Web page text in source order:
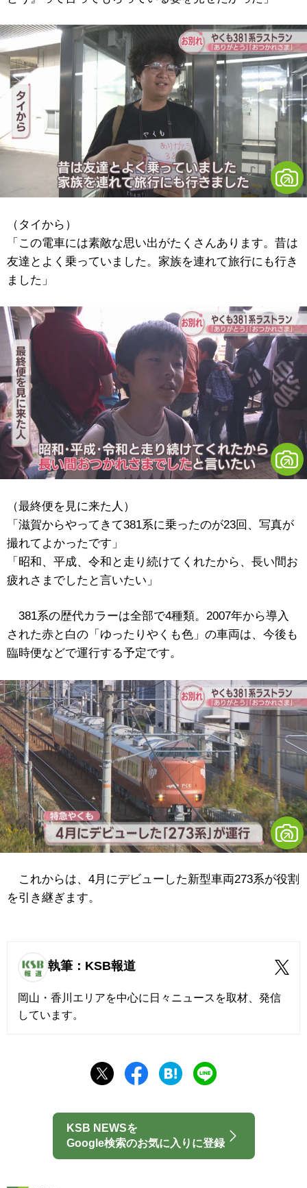
（タイから）
「この電車には素敵な思い出がたくさんあります。昔は
友達とよく乗っていました。家族を連れて旅行にも行き
ました」
（最終便を見に来た人）
「滋賀からやってきて381系に乗ったのが23回、写真が
撮れてよかったです」
「昭和、平成、令和と走り続けてくれたから、長い間お
疲れさまでしたと言いたい」
381系の歴代カラーは全部で4種類。2007年から導入
された赤と白の「ゆったりやくも色」の車両は、今後も
臨時便などで運行する予定です。
これからは、4月にデビューした新型車両273系が役割
を引き継ぎます。
執筆：KSB報道
岡山・香川エリアを中心に日々ニュースを取材、発信
しています。
KSB NEWSを
Google検索のお気に入りに登録